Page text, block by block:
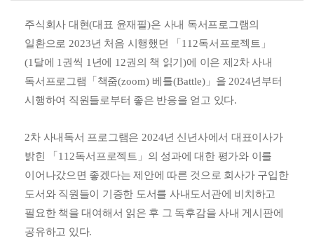
주식회사 대현(대표 윤재필)은 사내 독서프로그램의
일환으로 2023년 처음 시행했던 「 112독서프로젝트 」
(1 달에 1 권씩 1 년에 12권의 책 읽기 )에 이은 제 2차 사내
독서프로그램 「 책줌(zoom) 베틀(Battle)」 을 2024년부터
시행하여 직원들로부터 좋은 반응을 얻고 있다.
2차 사내독서 프로그램은 2024년 신년사에서 대표이사가
밝힌
「 112독서프로젝트 」 의 성과에 대한 평가와 이를
이어나갔으면 좋겠다는 제안에 따른 것으로 회사가 구입한
도서와 직원들이 기증한 도서를 사내도서관에 비치하고
필요한 책을 대여해서 읽은 후 그 독후감을 사내 게시판에
공유하고 있다.